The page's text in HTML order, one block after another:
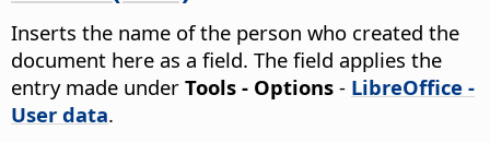
Inserts the name of the person who created the
document here as a field. The field applies the
entry made under Tools - Options - LibreOffice -
User data.